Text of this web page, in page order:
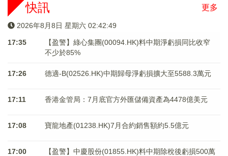
更多
快訊
2026年8月8日 星期六 02:42:49
17:35
【盈警】綠心集團(00094.HK)料中期淨虧損同比收窄
不少於85%
17:26 德適-B(02526.HK)中期歸母淨虧損擴大至5588.3萬元
17:11 香港金管局：7月底官方外匯儲備資產為4478億美元
17:08 寶龍地產(01238.HK)7月合約銷售額約5.5億元
17:00
【盈警】中慶股份(01855.HK)料中期除稅後虧損500萬